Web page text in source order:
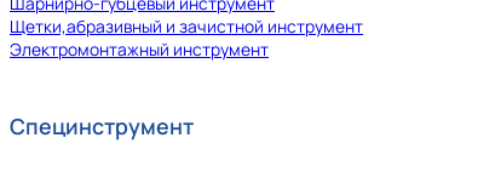
Щетки,абразивный и зачистной инструмент
Электромонтажный инструмент
Специнструмент